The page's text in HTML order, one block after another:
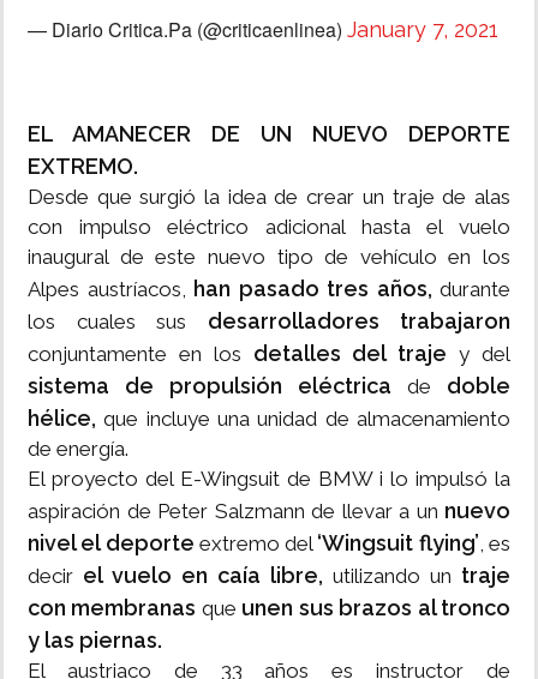
— Diario Critica.Pa (@criticaenlinea) January 7, 2021
EL AMANECER DE UN NUEVO DEPORTE
EXTREMO.
Desde que surgió la idea de crear un traje de alas
con impulso eléctrico adicional hasta el vuelo
inaugural de este nuevo tipo de vehículo en los
Alpes austríacos, han pasado tres años, durante
los cuales sus desarrolladores trabajaron
conjuntamente en los detalles del traje y del
sistema de propulsión eléctrica de doble
hélice,que incluye una unidad de almacenamiento
de energía.
El proyecto del E-Wingsuit de BMW i lo impulsó la
aspiración de Peter Salzmann de llevar a un nuevo
nivel el deporte extremo del ‘Wingsuit flying’, es
decir el vuelo en caía libre, utilizando un traje
con membranas que unen sus brazos al tronco
y las piernas.
El austriaco de 33 años es instructor de